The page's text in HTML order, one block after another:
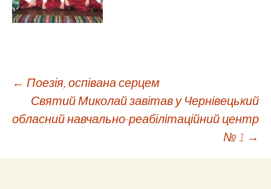
Навігація
по
запису
← Поезія, оспівана серцем
Святий Миколай завітав у Чернівецький
обласний навчально-реабілітаційний центр
№ 1 →